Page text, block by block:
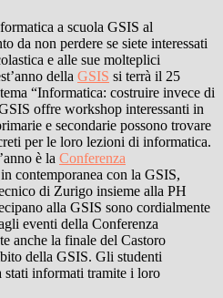
a scuola GSIS al
da non perdere se siete interessati
e alle sue molteplici
della GSIS si terrà il 25
“Informatica: costruire invece di
offre workshop interessanti in
e secondarie possono trovare
per le loro lezioni di informatica.
è la Conferenza
contemporanea con la GSIS,
di Zurigo insieme alla PH
alla GSIS sono cordialmente
eventi della Conferenza
anche la finale del Castoro
della GSIS. Gli studenti
informati tramite i loro